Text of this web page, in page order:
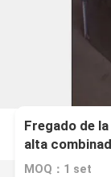
Fregado de
alta
MOQ：1 set